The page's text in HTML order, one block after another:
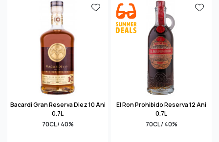
Bacardi Gran Reserva Diez 10 Ani
0.7L
70CL / 40%
El Ron Prohibido Reserva 12 Ani
0.7L
70CL / 40%